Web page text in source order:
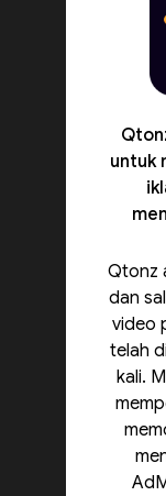
untuk
Qtonz
dan
video
telah
kali.